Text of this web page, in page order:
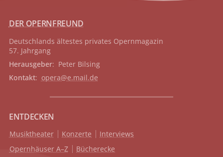
DER OPERNFREUND
Deutschlands ältestes privates Opernmagazin
57. Jahrgang
Herausgeber: Peter Bilsing
Kontakt: opera@e.mail.de
ENTDECKEN
Musiktheater Konzerte
Interviews
Opernhäuser A–Z
Bücherecke